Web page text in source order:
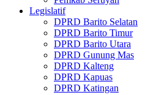
Legislatif
DPRD Barito Selatan
DPRD Barito Timur
DPRD Barito Utara
DPRD Gunung Mas
DPRD Kalteng
DPRD Kapuas
DPRD Katingan